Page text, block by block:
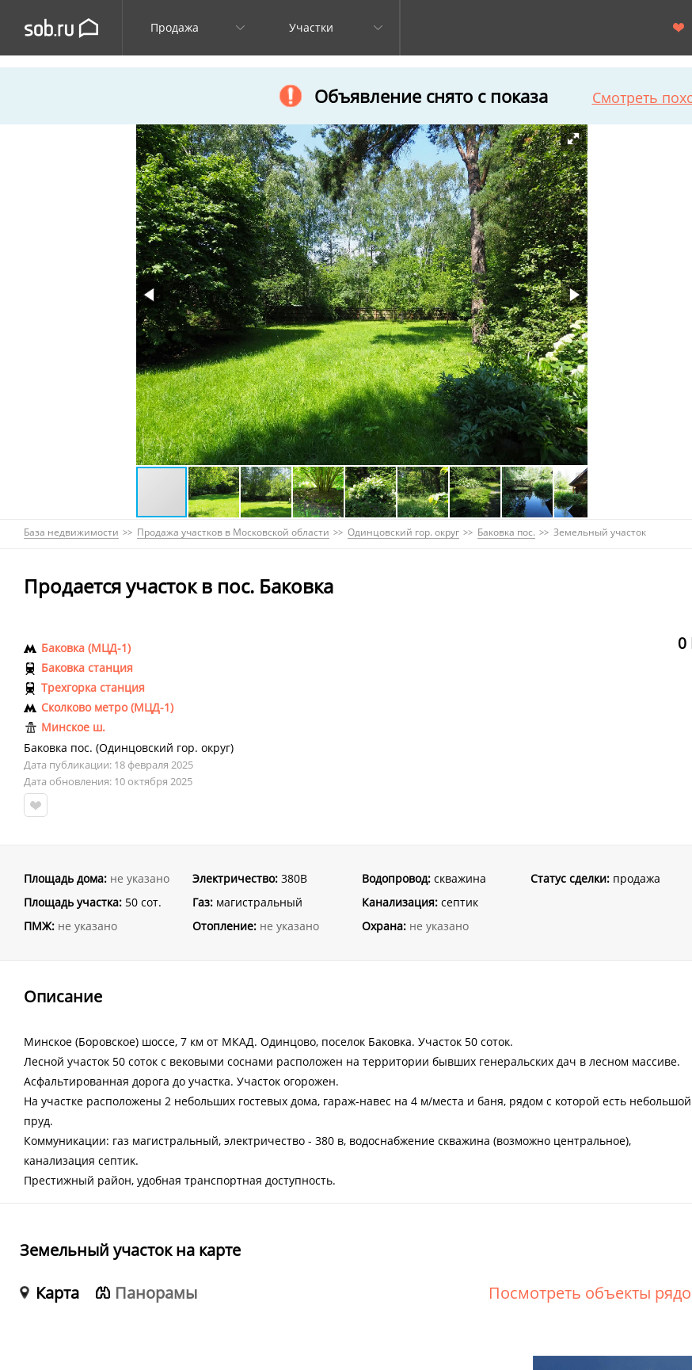
Продажа Участки
Объявление снято с показа Смотреть
База недвижимости Продажа участков в Московской области Одинцовский гор. округ Баковка пос. Земельный участок
Продается участок в пос. Баковка
0
Баковка (МЦД-1)
Баковка станция
Трехгорка станция
Сколково метро (МЦД-1)
Минское ш.
Баковка пос. (Одинцовский гор. округ)
Дата публикации: 18 февраля 2025
Дата обновления: 10 октября 2025
Площадь дома: не указано
Площадь участка: 50 сот.
ПМЖ: не указано
Электричество: 380В
Газ: магистральный
Отопление: не указано
Водопровод:скважина
Канализация:септик
Охрана: не указано
Статус сделки:продажа
Описание
Минское (Боровское) шоссе, 7 км от МКАД. Одинцово, поселок Баковка. Участок 50 соток.
Лесной участок 50 соток с вековыми соснами расположен на территории бывших генеральских дач в лесном массиве.
Асфальтированная дорога до участка. Участок огорожен.
На участке расположены 2 небольших гостевых дома, гараж-навес на 4 м/места и баня, рядом с которой есть небольшой
пруд.
Коммуникации: газ магистральный, электричество - 380 в, водоснабжение скважина (возможно центральное),
канализация септик.
Престижный район, удобная транспортная доступность.
Земельный участок на карте
Карта
Панорамы Посмотреть объекты